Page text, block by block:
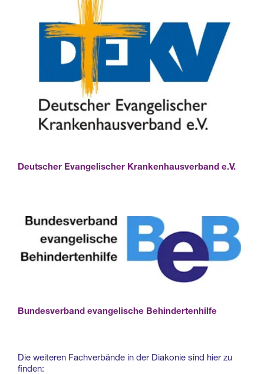
Deutscher Evangelischer Krankenhausverband e.V.
Bundesverband evangelische Behindertenhilfe
Die weiteren Fachverbände in der Diakonie sind hier zu
finden: